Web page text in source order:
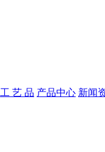
工 艺 品 产品中心 新闻